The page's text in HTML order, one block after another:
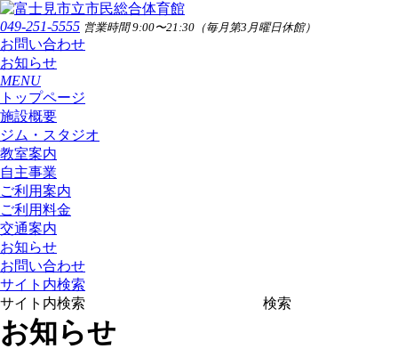
049-251-5555 営業時間 9:00〜21:30（毎月第3月曜日休館）
お問い合わせ
お知らせ
MENU
トップページ
施設概要
ジム・スタジオ
教室案内
自主事業
ご利用案内
ご利用料金
交通案内
お知らせ
お問い合わせ
サイト内検索
サイト内検索
検索
お知らせ